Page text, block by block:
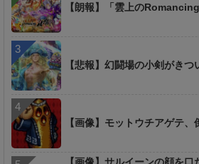
【朗報】「雲上の
【悲報】幻闘場の小剣がき
【画像】モットウチアゲテ、